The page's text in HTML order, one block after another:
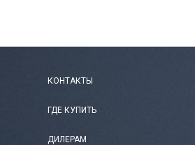
КОНТАКТЫ
ГДЕ КУПИТЬ
ДИЛЕРАМ